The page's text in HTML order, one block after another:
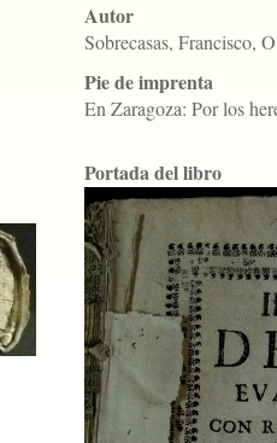
Autor
Sobrecasas, Francisco,
Pie de imprenta
En Zaragoza: Por los
Portada del libro